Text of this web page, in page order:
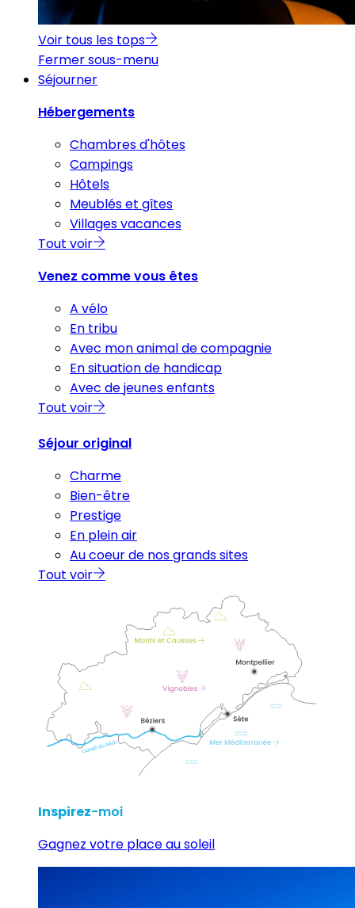
Voir tous les tops
Fermer sous-menu
Séjourner
Hébergements
Chambres d'hôtes
Campings
Hôtels
Meublés et gîtes
Villages vacances
Tout voir
Venez comme vous êtes
A vélo
En tribu
Avec mon animal de compagnie
En situation de handicap
Avec de jeunes enfants
Tout voir
Séjour original
Charme
Bien-être
Prestige
En plein air
Au coeur de nos grands sites
Tout voir
Inspirez-moi
Gagnez votre place au soleil